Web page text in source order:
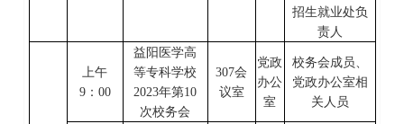
招生就业处负
责人
上午
9： 00
益阳医学高
等专科学校
2023年第10
次校务会
307会
议室
党政
办公
室
校务会成员、
党政办公室相
关人员